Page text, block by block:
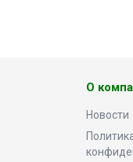
О
Новости